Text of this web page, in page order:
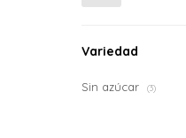
Variedad
Sin azúcar (3)